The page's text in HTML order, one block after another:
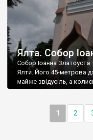
Ялта. Собор
Собор Іоанна
Ялти. Його 45-метрова
майже звідусіль, а
1 2